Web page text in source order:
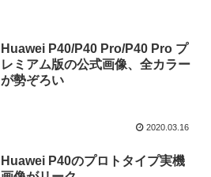
Huawei P40/P40 Pro/P40 Pro プ
レミアム版の公式画像、全カラー
が勢ぞろい
2020.03.16
Huawei P40のプロトタイプ実機